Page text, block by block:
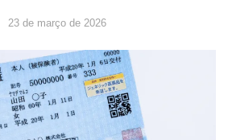
23 de março de 2026